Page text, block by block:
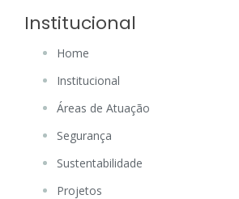
Institucional
Home
Institucional
Áreas de Atuação
Segurança
Sustentabilidade
Projetos